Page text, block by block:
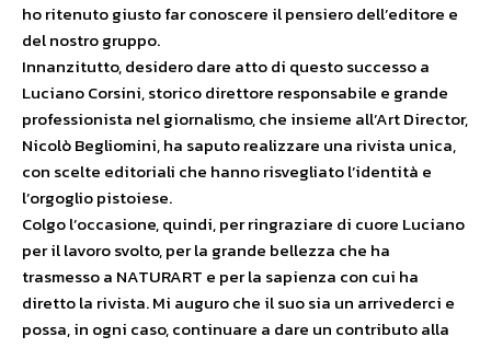
ho ritenuto giusto far conoscere il pensiero dell’editore e
del nostro gruppo.
Innanzitutto, desidero dare atto di questo successo a
Luciano Corsini, storico direttore responsabile e grande
professionista nel giornalismo, che insieme all’Art Director,
Nicolò Begliomini, ha saputo realizzare una rivista unica,
con scelte editoriali che hanno risvegliato l’identità e
l’orgoglio pistoiese.
Colgo l’occasione, quindi, per ringraziare di cuore Luciano
per il lavoro svolto, per la grande bellezza che ha
trasmesso a NATURART e per la sapienza con cui ha
diretto la rivista. Mi auguro che il suo sia un arrivederci e
possa, in ogni caso, continuare a dare un contributo alla